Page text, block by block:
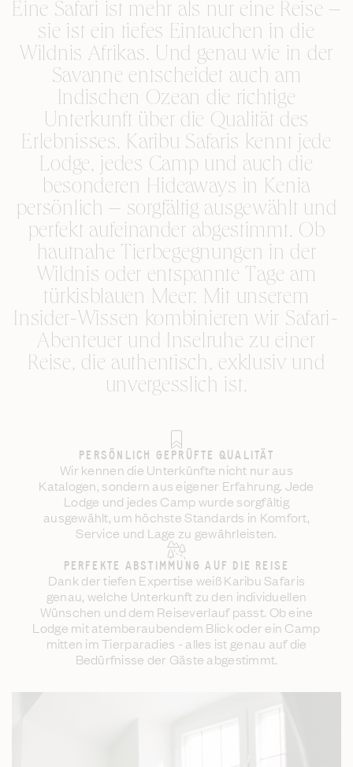
Eine Safari ist mehr als nur eine Reise –
sie ist ein tiefes Eintauchen in die
Wildnis Afrikas. Und genau wie in der
Savanne entscheidet auch am
Indischen Ozean die richtige
Unterkunft über die Qualität des
Erlebnisses. Karibu Safaris kennt jede
Lodge, jedes Camp und auch die
besonderen Hideaways in Kenia
persönlich – sorgfältig ausgewählt und
perfekt aufeinander abgestimmt. Ob
hautnahe Tierbegegnungen in der
Wildnis oder entspannte Tage am
türkisblauen Meer: Mit unserem
Insider-Wissen kombinieren wir Safari-
Abenteuer und Inselruhe zu einer
Reise, die authentisch, exklusiv und
unvergesslich ist.
PERSÖNLICH GEPRÜFTE QUALITÄT
Wir kennen die Unterkünfte nicht nur aus
Katalogen, sondern aus eigener Erfahrung. Jede
Lodge und jedes Camp wurde sorgfältig
ausgewählt, um höchste Standards in Komfort,
Service und Lage zu gewährleisten.
PERFEKTE ABSTIMMUNG AUF DIE REISE
Dank der tiefen Expertise weiß Karibu Safaris
genau, welche Unterkunft zu den individuellen
Wünschen und dem Reiseverlauf passt. Ob eine
Lodge mit atemberaubendem Blick oder ein Camp
mitten im Tierparadies - alles ist genau auf die
Bedürfnisse der Gäste abgestimmt.